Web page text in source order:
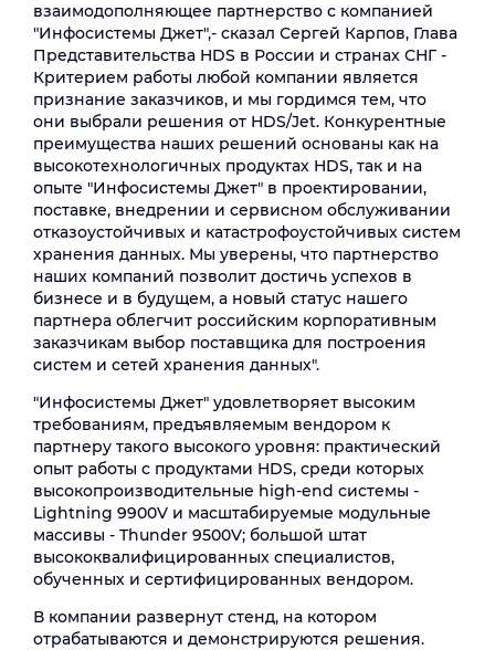
взаимодополняющее партнерство с компанией
"Инфосистемы Джет",- сказал Сергей Карпов, Глава
Представительства HDS в России и странах СНГ -
Критерием работы любой компании является
признание заказчиков, и мы гордимся тем, что
они выбрали решения от HDS/Jet. Конкурентные
преимущества наших решений основаны как на
высокотехнологичных продуктах HDS, так и на
опыте "Инфосистемы Джет" в проектировании,
поставке, внедрении и сервисном обслуживании
отказоустойчивых и катастрофоустойчивых систем
хранения данных. Мы уверены, что партнерство
наших компаний позволит достичь успехов в
бизнесе и в будущем, а новый статус нашего
партнера облегчит российским корпоративным
заказчикам выбор поставщика для построения
систем и сетей хранения данных".
"Инфосистемы Джет" удовлетворяет высоким
требованиям, предъявляемым вендором к
партнеру такого высокого уровня: практический
опыт работы с продуктами HDS, среди которых
высокопроизводительные high-end системы -
Lightning 9900V и масштабируемые модульные
массивы - Thunder 9500V; большой штат
высококвалифицированных специалистов,
обученных и сертифицированных вендором.
В компании развернут стенд, на котором
отрабатываются и демонстрируются решения.